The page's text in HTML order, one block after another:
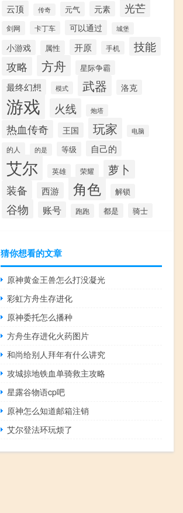
云顶 传奇 元气 元素 光芒
剑网 卡丁车 可以通过 城堡
小游戏 属性 开原 手机
技能
攻略
方舟 星际争霸
最终幻想 模式 武器 洛克
游戏 火线 炮塔
热血传奇 王国 玩家 电脑
的人 的是 等级 自己的
艾尔 英雄 荣耀
萝卜
装备
西游 角色 解锁
谷物 账号 跑跑 都是 骑士
猜你想看的文章
原神黄金王兽怎么打没凝光
彩虹方舟生存进化
原神委托怎么播种
方舟生存进化火药图片
和尚给别人拜年有什么讲究
攻城掠地铁血单骑救主攻略
星露谷物语cp吧
原神怎么知道邮箱注销
艾尔登法环玩烦了